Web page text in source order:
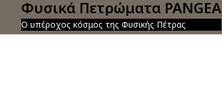
Φυσικά Πετρώματα PANGEA
Ο υπέροχος κόσμος της Φυσικής Πέτρας